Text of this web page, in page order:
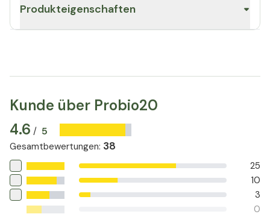
Produkteigenschaften
Kunde über Probio20
4.6 / 5
Gesamtbewertungen: 38
25
10
3
0